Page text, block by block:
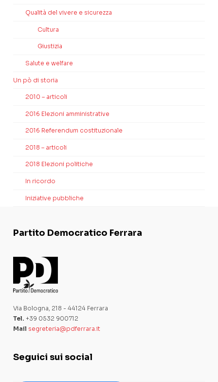
Qualità del vivere e sicurezza
Cultura
Giustizia
Salute e welfare
Un pò di storia
2010 – articoli
2016 Elezioni amministrative
2016 Referendum costituzionale
2018 – articoli
2018 Elezioni politiche
In ricordo
Iniziative pubbliche
Partito Democratico Ferrara
Via Bologna, 218 - 44124 Ferrara
Tel. +39 0532 900712
Mail segreteria@pdferrara.it
Seguici sui social